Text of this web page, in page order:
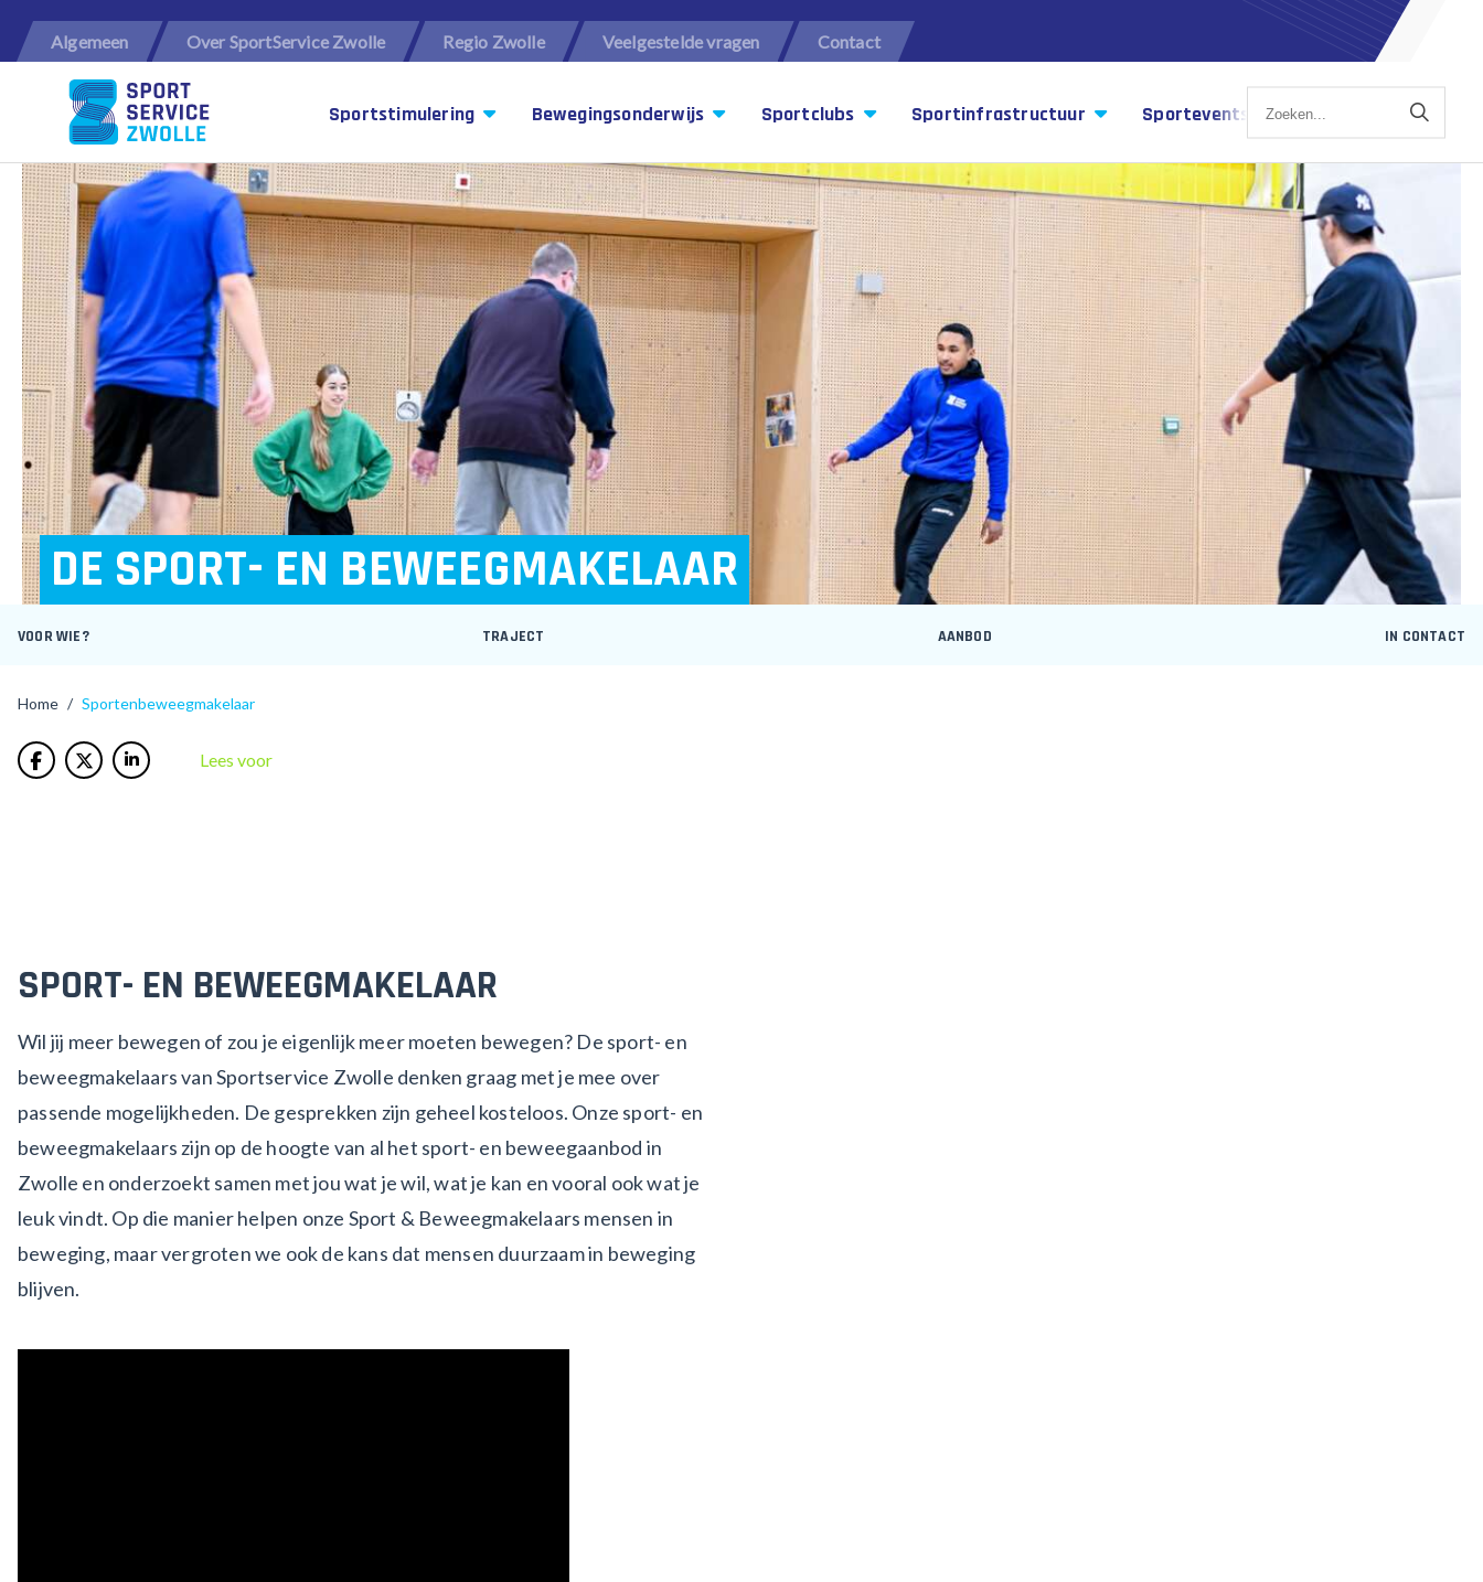
Algemeen Over SportService Zwolle Regio Zwolle Veelgestelde vragen Contact
Sportstimulering Bewegingsonderwijs Sportclubs Sportinfrastructuur Sportevents Sportagenda
DE SPORT- EN BEWEEGMAKELAAR
VOOR WIE? TRAJECT AANBOD IN CONTACT
Home / Sportenbeweegmakelaar
Lees voor
SPORT- EN BEWEEGMAKELAAR
Wil jij meer bewegen of zou je eigenlijk meer moeten bewegen? De sport- en
beweegmakelaars van Sportservice Zwolle denken graag met je mee over
passende mogelijkheden. De gesprekken zijn geheel kosteloos. Onze sport- en
beweegmakelaars zijn op de hoogte van al het sport- en beweegaanbod in
Zwolle en onderzoekt samen met jou wat je wil, wat je kan en vooral ook wat je
leuk vindt. Op die manier helpen onze Sport & Beweegmakelaars mensen in
beweging, maar vergroten we ook de kans dat mensen duurzaam in beweging
blijven.